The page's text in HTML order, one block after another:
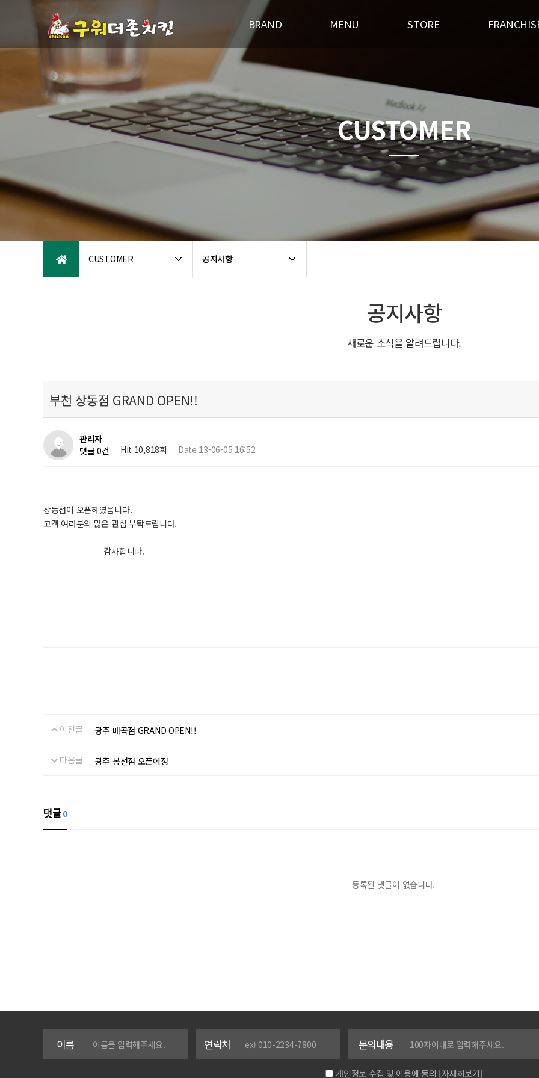
BRAND
브랜드스토리
패밀리브랜드소개
오시는 길
MENU
오븐구이
STORE
인테리어
창업상담
CUSTOMER 공지사항
CUSTOMER
공지사항
새로운 소식을 알려드립니다.
부천 상동점 GRAND OPEN!!
관리자
댓글 0건
Hit 10,818회 Date 13-06-05 16:52
상동점이 오픈하였읍니다.
고객 여러분의 많은 관심 부탁드립니다.
감사합니다.
이전글 광주 매곡점 GRAND OPEN!!
다음글 광주 봉선점 오픈에정
댓글0
등록된 댓글이 없습니다.
이름 연락처 문의내용
개인정보 수집 및 이용에 동의 [자세히보기]